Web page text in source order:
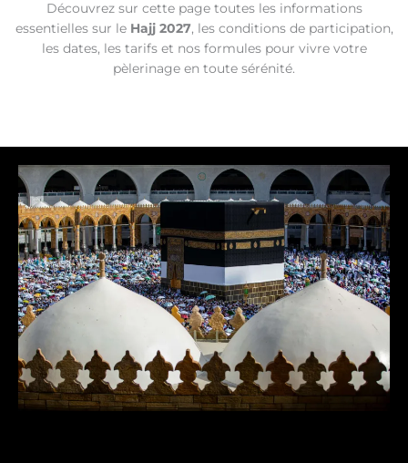
Découvrez sur cette page toutes les informations
essentielles sur le Hajj 2027, les conditions de participation,
les dates, les tarifs et nos formules pour vivre votre
pèlerinage en toute sérénité.